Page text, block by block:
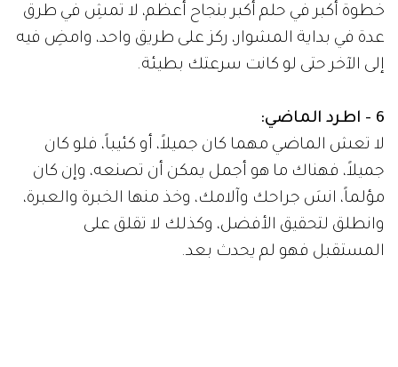
خطوة أكبر في حلم أكبر بنجاح أعظم، لا تمشِ في طرق
عدة في بداية المشوار، ركز على طريق واحد، وامضِ فيه
إلى الآخر حتى لو كانت سرعتك بطيئة.
6 - اطرد الماضي:
لا تعش الماضي مهما كان جميلاً، أو كئيباً، فلو كان
جميلاً، فهناك ما هو أجمل يمكن أن تصنعه، وإن كان
مؤلماً، انسَ جراحك وآلامك، وخذ منها الخبرة والعبرة،
وانطلق لتحقيق الأفضل، وكذلك لا تقلق على
المستقبل فهو لم يحدث بعد.